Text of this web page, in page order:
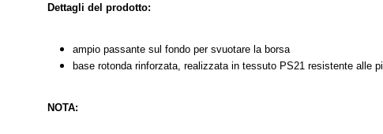
Dettagli del prodotto:
ampio passante sul fondo per svuotare la borsa
base rotonda rinforzata, realizzata in tessuto PS21 resistente alle
NOTA: